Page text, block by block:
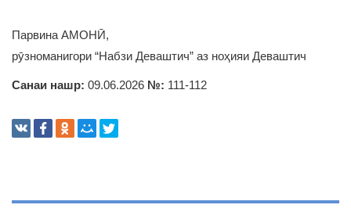
Парвина АМОНӢ,
рӯзноманигори “Набзи Деваштич” аз ноҳияи Деваштич
Санаи нашр: 09.06.2026 №: 111-112